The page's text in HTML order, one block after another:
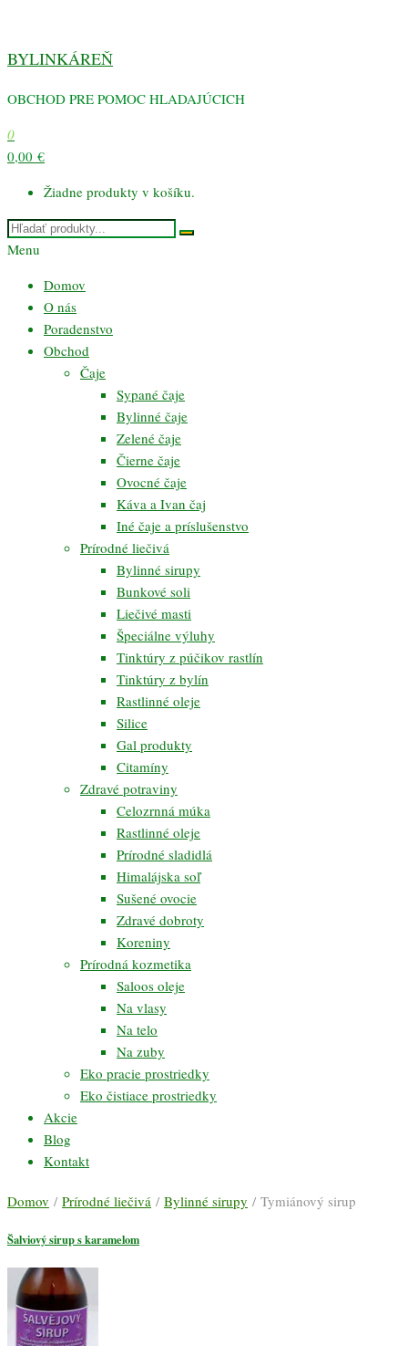
obsah
BYLINKÁREŇ
OBCHOD PRE POMOC HLADAJÚCICH
0
0,00 €
Žiadne produkty v košíku.
Menu
Domov
O nás
Poradenstvo
Obchod
Čaje
Sypané čaje
Bylinné čaje
Zelené čaje
Čierne čaje
Ovocné čaje
Káva a Ivan čaj
Iné čaje a príslušenstvo
Prírodné liečivá
Bylinné sirupy
Bunkové soli
Liečivé masti
Špeciálne výluhy
Tinktúry z púčikov rastlín
Tinktúry z bylín
Rastlinné oleje
Silice
Gal produkty
Citamíny
Zdravé potraviny
Celozrnná múka
Rastlinné oleje
Prírodné sladidlá
Himalájska soľ
Sušené ovocie
Zdravé dobroty
Koreniny
Prírodná kozmetika
Saloos oleje
Na vlasy
Na telo
Na zuby
Eko pracie prostriedky
Eko čistiace prostriedky
Akcie
Blog
Kontakt
Domov / Prírodné liečivá / Bylinné sirupy / Tymiánový sirup
Šalviový sirup s karamelom